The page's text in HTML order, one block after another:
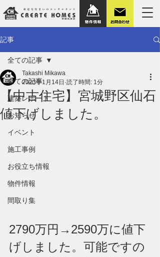
記事
全ての記事
建築レポート
お知らせ
イベント
施工事例
お役立ち情報
物件情報
間取り集
全ての記事
【中古住宅】宮城野区仙石
値下げしました。
Takashi Mikawa
2023年1月14日 読了時間: 1分
2790万円→2590万に値下
げしました。可能ですの